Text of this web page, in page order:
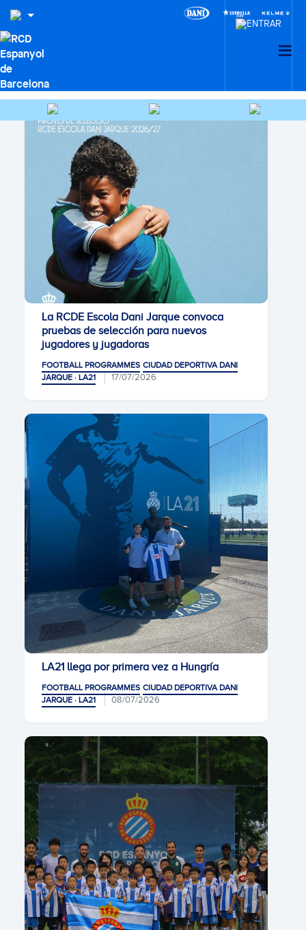
La RCDE Escola Dani Jarque convoca
pruebas de selección para nuevos
jugadores y jugadoras
FOOTBALL PROGRAMMES CIUDAD DEPORTIVA DANI
JARQUE · LA21
17/07/2026
LA21 llega por primera vez a Hungría
FOOTBALL PROGRAMMES CIUDAD DEPORTIVA DANI
JARQUE · LA21
08/07/2026